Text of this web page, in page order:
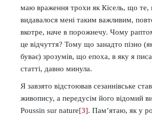
маю враження трохи як Кісель, що те,
видавалося мені таким важливим,
вкотре, наче в порожнечу. Чому
це відчуття? Тому що занадто пізно
буває) зрозумів, що епоха, в яку я
статті, давно минула.
Я завзято відстоював сезаннівське
живопису, а передусім його відомий
Poussin sur nature[3]. Пам’ятаю, як у